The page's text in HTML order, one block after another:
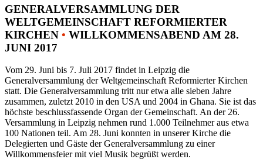
GENERALVERSAMMLUNG DER
WELTGEMEINSCHAFT REFORMIERTER
KIRCHEN • WILLKOMMENSABEND AM 28.
JUNI 2017
Vom 29. Juni bis 7. Juli 2017 findet in Leipzig die
Generalversammlung der Weltgemeinschaft Reformierter Kirchen
statt. Die Generalversammlung tritt nur etwa alle sieben Jahre
zusammen, zuletzt 2010 in den USA und 2004 in Ghana. Sie ist das
höchste beschlussfassende Organ der Gemeinschaft. An der 26.
Versammlung in Leipzig nehmen rund 1.000 Teilnehmer aus etwa
100 Nationen teil. Am 28. Juni konnten in unserer Kirche die
Delegierten und Gäste der Generalversammlung zu einer
Willkommensfeier mit viel Musik begrüßt werden.